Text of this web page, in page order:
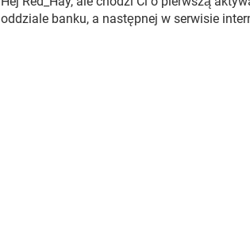
oddziale banku, a następnej w serwisie